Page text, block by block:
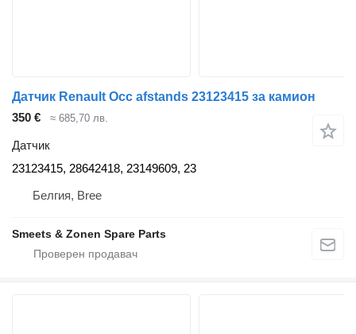
Датчик Renault Occ afstands 23123415 за камион
350 €
≈ 685,70 лв.
Датчик
23123415, 28642418, 23149609, 23
Белгия, Bree
Smeets & Zonen Spare Parts